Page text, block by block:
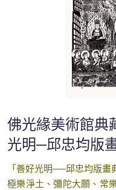
佛光緣美術館典
光明─邱忠均版
「善好光明──邱忠均版畫
極樂淨土、彌陀大願、常